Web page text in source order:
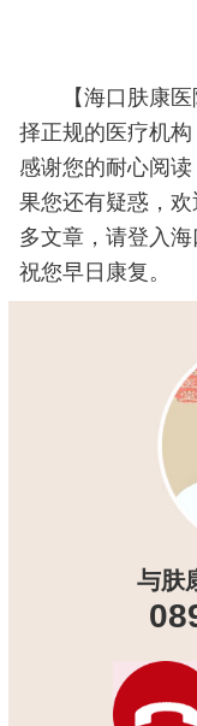
【海口肤康医
择正规的医疗机构
感谢您的耐心阅
果您还有疑惑，
多文章，请登入
祝您早日康复。
与肤